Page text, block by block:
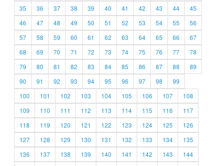
35
36 37 38 39 40 41 42 43 44
45
46
47 48 49 50 51 52 53 54 55
56
57
58 59 60 61 62 63 64 65 66
67
68
69 70 71 72 73 74 75 76 77
78
79
80 81 82 83 84 85 86 87 88
89
90
91 92 93 94 95 96 97 98
99
100
101 102 103 104 105 106 107
108
109
110 111 112 113 114 115 116
117
118
119 120 121 122 123 124 125
126
127
128 129 130 131 132 133 134
135
136
137 138 139 140 141 142 143
144